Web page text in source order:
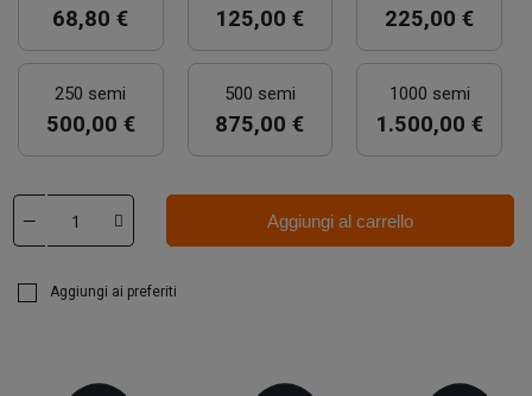
68,80 € 125,00 € 225,00 €
250 semi
500,00 €
500 semi
875,00 €
1000 semi
1.500,00 €
Aggiungi al carrello
Aggiungi ai preferiti